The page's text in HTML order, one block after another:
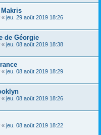
« jeu. 29 août 2019 18:26
de Géorgie
« jeu. 08 août 2019 18:38
« jeu. 08 août 2019 18:29
« jeu. 08 août 2019 18:26
« jeu. 08 août 2019 18:22